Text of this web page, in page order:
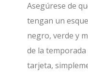
Asegúrese de
tengan un
negro, verde y
de la
tarjeta,